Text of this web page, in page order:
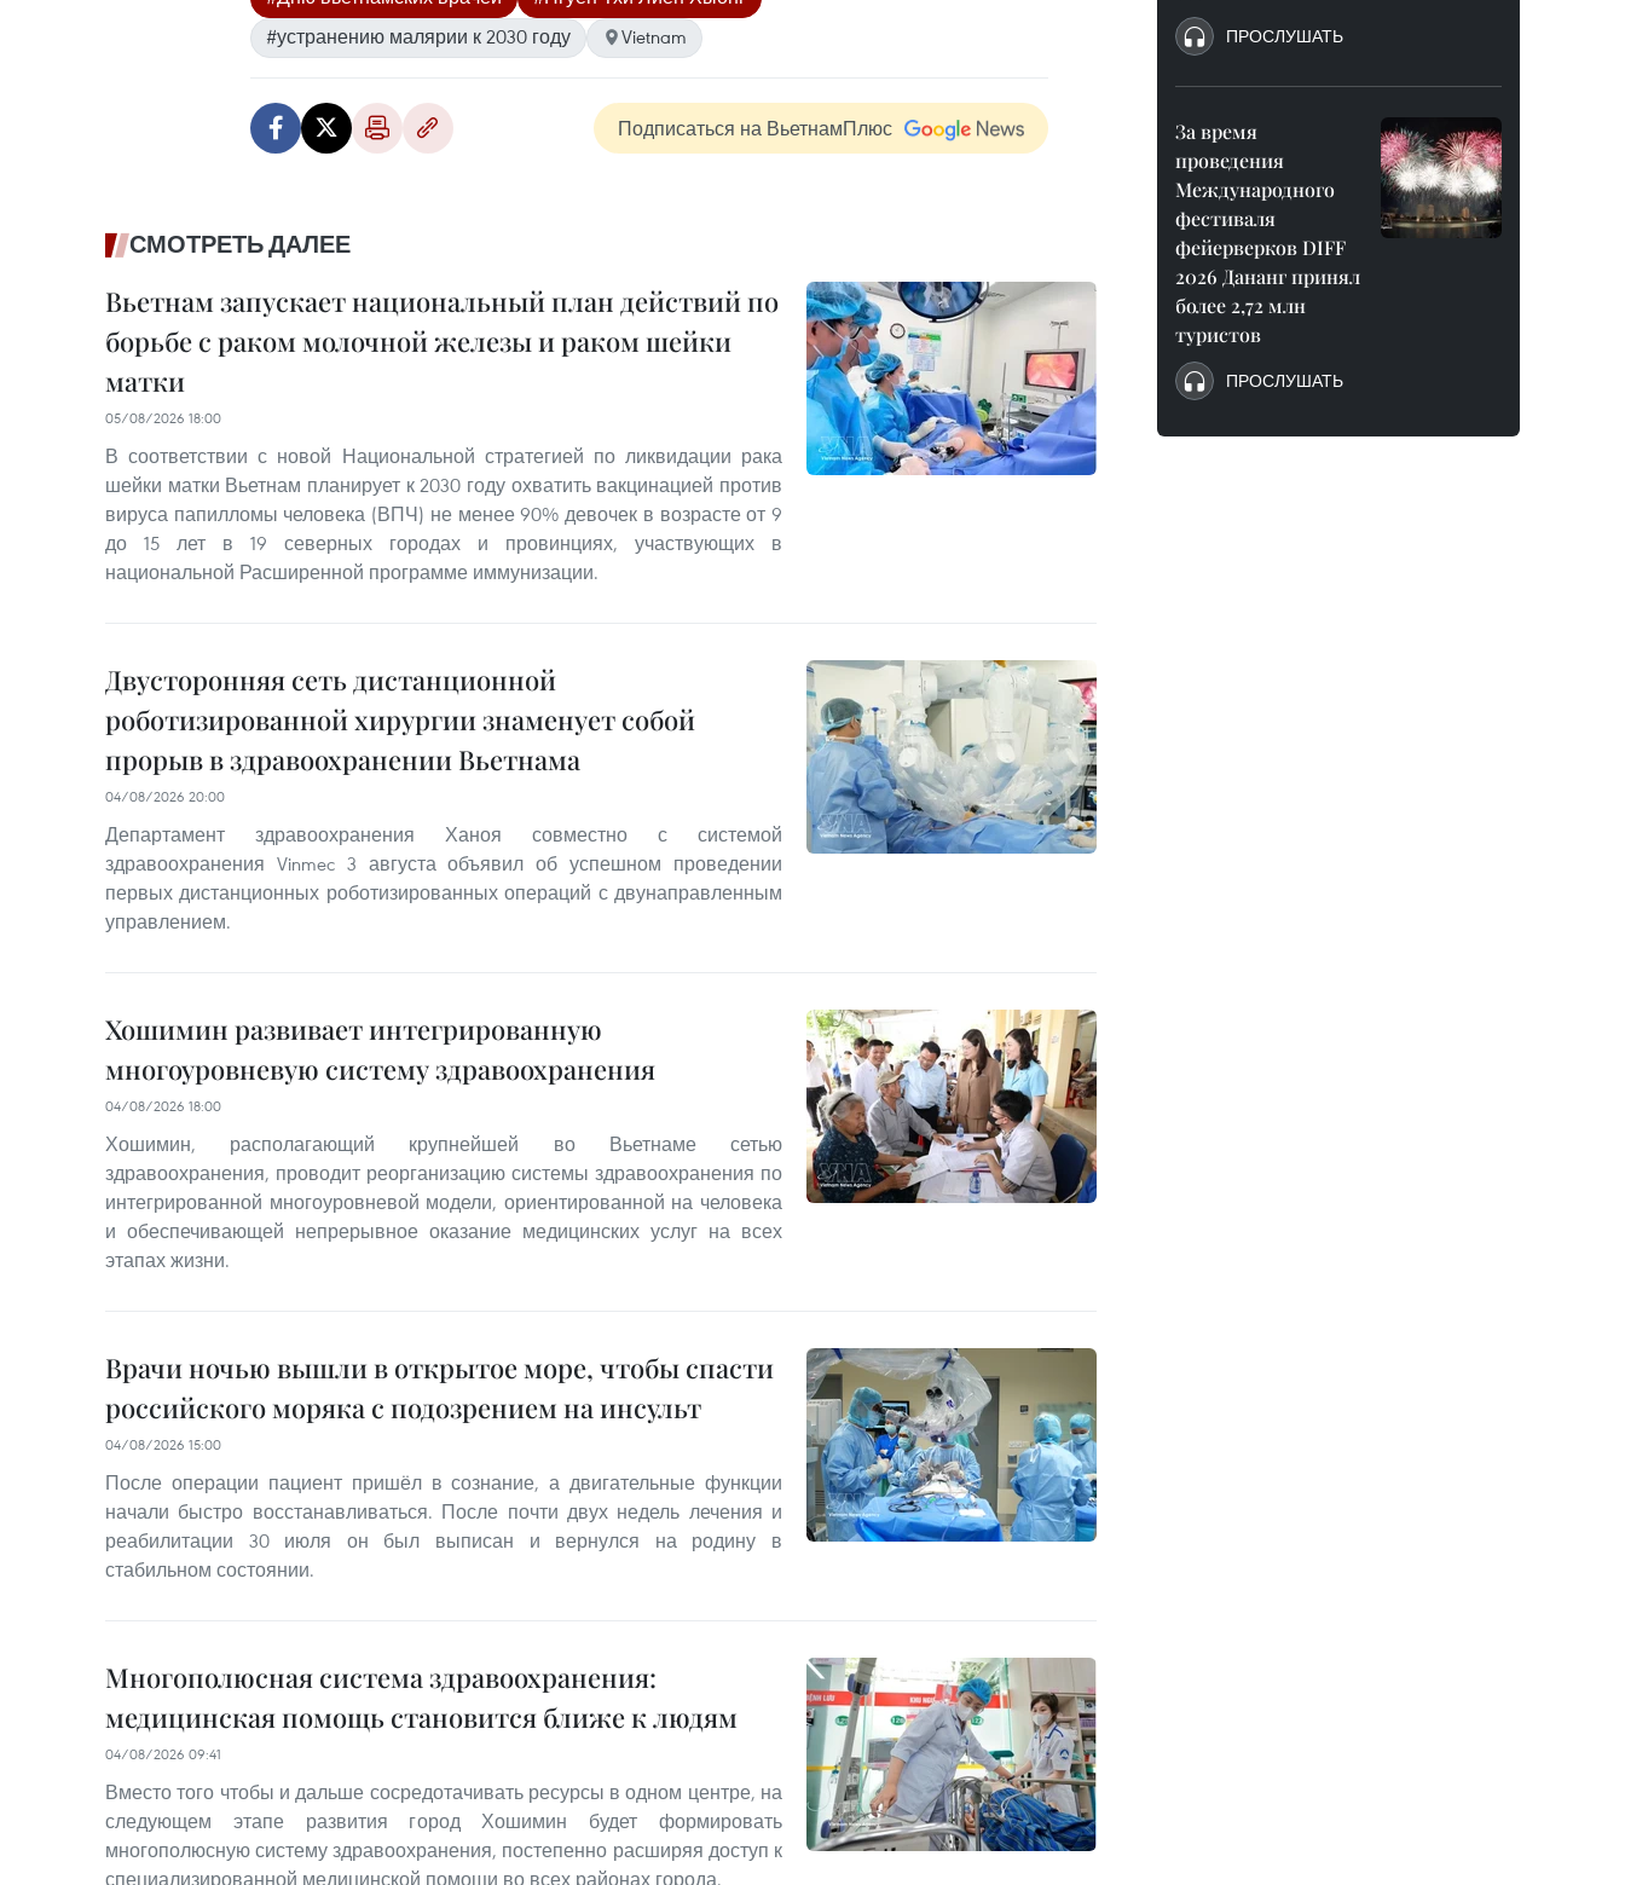
#устранению малярии к 2030 году
Vietnam
Подписаться на ВьетнамПлюс
СМОТРЕТЬ ДАЛЕЕ
Вьетнам запускает национальный план действий по
борьбе с раком молочной железы и раком шейки
матки
05/08/2026 18:00
В соответствии с новой Национальной стратегией по ликвидации рака
шейки матки Вьетнам планирует к 2030 году охватить вакцинацией против
вируса папилломы человека (ВПЧ) не менее 90% девочек в возрасте от 9
до 15 лет в 19 северных городах и провинциях, участвующих в
национальной Расширенной программе иммунизации.
Двусторонняя сеть дистанционной
роботизированной хирургии знаменует собой
прорыв в здравоохранении Вьетнама
04/08/2026 20:00
Департамент здравоохранения Ханоя совместно с системой
здравоохранения Vinmec 3 августа объявил об успешном проведении
первых дистанционных роботизированных операций с двунаправленным
управлением.
Хошимин развивает интегрированную
многоуровневую систему здравоохранения
04/08/2026 18:00
Хошимин, располагающий крупнейшей во Вьетнаме сетью
здравоохранения, проводит реорганизацию системы здравоохранения по
интегрированной многоуровневой модели, ориентированной на человека
и обеспечивающей непрерывное оказание медицинских услуг на всех
этапах жизни.
Врачи ночью вышли в открытое море, чтобы спасти
российского моряка с подозрением на инсульт
04/08/2026 15:00
После операции пациент пришёл в сознание, а двигательные функции
начали быстро восстанавливаться. После почти двух недель лечения и
реабилитации 30 июля он был выписан и вернулся на родину в
стабильном состоянии.
Многополюсная система здравоохранения:
медицинская помощь становится ближе к людям
04/08/2026 09:41
Вместо того чтобы и дальше сосредотачивать ресурсы в одном центре, на
следующем этапе развития город Хошимин будет формировать
многополюсную систему здравоохранения, постепенно расширяя доступ к
специализированной медицинской помощи во всех районах города.
ПРОСЛУШАТЬ
За время
проведения
Международного
фестиваля
фейерверков DIFF
2026 Дананг принял
более 2,72 млн
туристов
ПРОСЛУШАТЬ